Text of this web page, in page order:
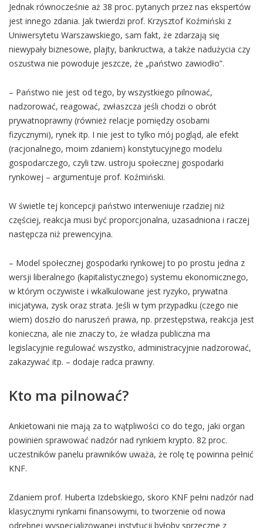
Jednak równocześnie aż 38 proc. pytanych przez nas ekspertów
jest innego zdania. Jak twierdzi prof. Krzysztof Koźmiński z
Uniwersytetu Warszawskiego, sam fakt, że zdarzają się
niewypały biznesowe, plajty, bankructwa, a także nadużycia czy
oszustwa nie powoduje jeszcze, że „państwo zawiodło”.
– Państwo nie jest od tego, by wszystkiego pilnować,
nadzorować, reagować, zwłaszcza jeśli chodzi o obrót
prywatnoprawny (również relacje pomiędzy osobami
fizycznymi), rynek itp. I nie jest to tylko mój pogląd, ale efekt
(racjonalnego, moim zdaniem) konstytucyjnego modelu
gospodarczego, czyli tzw. ustroju społecznej gospodarki
rynkowej – argumentuje prof. Koźmiński.
W świetle tej koncepcji państwo interweniuje rzadziej niż
częściej, reakcja musi być proporcjonalna, uzasadniona i raczej
następcza niż prewencyjna.
– Model społecznej gospodarki rynkowej to po prostu jedna z
wersji liberalnego (kapitalistycznego) systemu ekonomicznego,
w którym oczywiste i wkalkulowane jest ryzyko, prywatna
inicjatywa, zysk oraz strata. Jeśli w tym przypadku (czego nie
wiem) doszło do naruszeń prawa, np. przestępstwa, reakcja jest
konieczna, ale nie znaczy to, że władza publiczna ma
legislacyjnie regulować wszystko, administracyjnie nadzorować,
zakazywać itp. – dodaje radca prawny.
Kto ma pilnować?
Ankietowani nie mają za to wątpliwości co do tego, jaki organ
powinien sprawować nadzór nad rynkiem krypto. 82 proc.
uczestników panelu prawników uważa, że rolę tę powinna pełnić
KNF.
Zdaniem prof. Huberta Izdebskiego, skoro KNF pełni nadzór nad
klasycznymi rynkami finansowymi, to tworzenie od nowa
odrębnej wyspecjalizowanej instytucji byłoby sprzeczne z